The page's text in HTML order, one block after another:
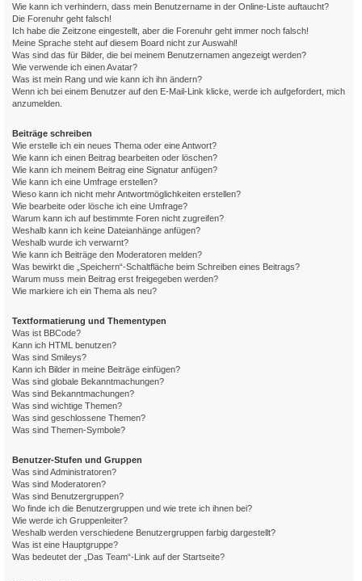
Wie kann ich verhindern, dass mein Benutzername in der Online-Liste auftaucht?
Die Forenuhr geht falsch!
Ich habe die Zeitzone eingestellt, aber die Forenuhr geht immer noch falsch!
Meine Sprache steht auf diesem Board nicht zur Auswahl!
Was sind das für Bilder, die bei meinem Benutzernamen angezeigt werden?
Wie verwende ich einen Avatar?
Was ist mein Rang und wie kann ich ihn ändern?
Wenn ich bei einem Benutzer auf den E-Mail-Link klicke, werde ich aufgefordert, mich
anzumelden.
Beiträge schreiben
Wie erstelle ich ein neues Thema oder eine Antwort?
Wie kann ich einen Beitrag bearbeiten oder löschen?
Wie kann ich meinem Beitrag eine Signatur anfügen?
Wie kann ich eine Umfrage erstellen?
Wieso kann ich nicht mehr Antwortmöglichkeiten erstellen?
Wie bearbeite oder lösche ich eine Umfrage?
Warum kann ich auf bestimmte Foren nicht zugreifen?
Weshalb kann ich keine Dateianhänge anfügen?
Weshalb wurde ich verwarnt?
Wie kann ich Beiträge den Moderatoren melden?
Was bewirkt die „Speichern“-Schaltfläche beim Schreiben eines Beitrags?
Warum muss mein Beitrag erst freigegeben werden?
Wie markiere ich ein Thema als neu?
Textformatierung und Thementypen
Was ist BBCode?
Kann ich HTML benutzen?
Was sind Smileys?
Kann ich Bilder in meine Beiträge einfügen?
Was sind globale Bekanntmachungen?
Was sind Bekanntmachungen?
Was sind wichtige Themen?
Was sind geschlossene Themen?
Was sind Themen-Symbole?
Benutzer-Stufen und Gruppen
Was sind Administratoren?
Was sind Moderatoren?
Was sind Benutzergruppen?
Wo finde ich die Benutzergruppen und wie trete ich ihnen bei?
Wie werde ich Gruppenleiter?
Weshalb werden verschiedene Benutzergruppen farbig dargestellt?
Was ist eine Hauptgruppe?
Was bedeutet der „Das Team“-Link auf der Startseite?